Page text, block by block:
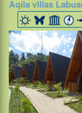
Aqila villas